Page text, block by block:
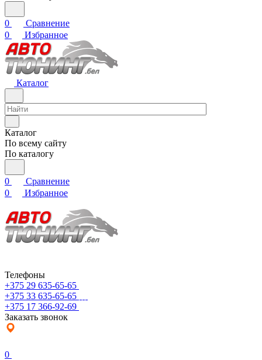
0
Сравнение
0
Избранное
Каталог
Каталог
По всему сайту
По каталогу
0
Сравнение
0
Избранное
Телефоны
+375 29 635-65-65
+375 33 635-65-65
+375 17 366-92-69
Заказать звонок
0